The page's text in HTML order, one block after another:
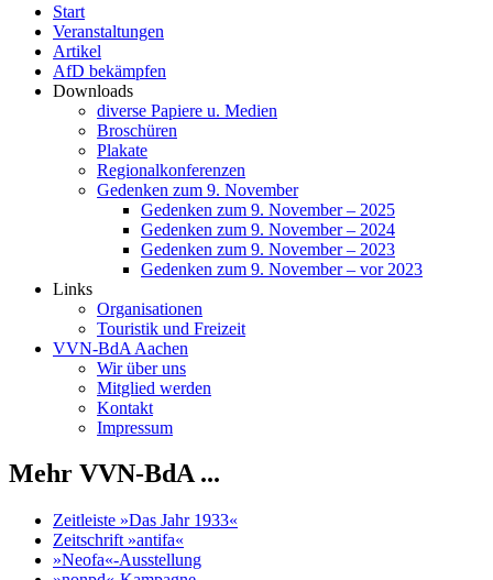
Start
Veranstaltungen
Artikel
AfD bekämpfen
Downloads
diverse Papiere u. Medien
Broschüren
Plakate
Regionalkonferenzen
Gedenken zum 9. November
Gedenken zum 9. November – 2025
Gedenken zum 9. November – 2024
Gedenken zum 9. November – 2023
Gedenken zum 9. November – vor 2023
Links
Organisationen
Touristik und Freizeit
VVN-BdA Aachen
Wir über uns
Mitglied werden
Kontakt
Impressum
Mehr VVN-BdA ...
Zeitleiste »Das Jahr 1933«
Zeitschrift »antifa«
»Neofa«-Ausstellung